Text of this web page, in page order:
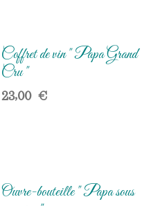
Coffret de vin " Papa Grand
Cru "
23,00€
Ouvre-bouteille " Papa sous